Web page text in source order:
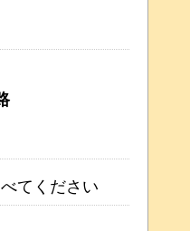
てください